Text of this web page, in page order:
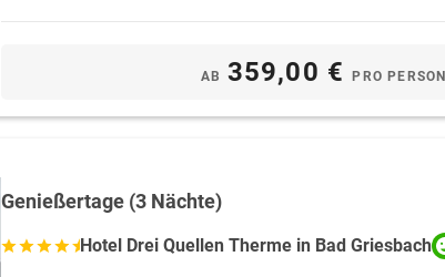
AB 359,00 €PRO PERSON
Genießertage (3 Nächte)
Hotel Drei Quellen Therme in Bad Griesbach